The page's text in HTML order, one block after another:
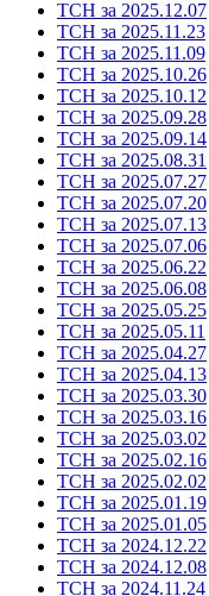
ТСН за 2025.12.07
ТСН за 2025.11.23
ТСН за 2025.11.09
ТСН за 2025.10.26
ТСН за 2025.10.12
ТСН за 2025.09.28
ТСН за 2025.09.14
ТСН за 2025.08.31
ТСН за 2025.07.27
ТСН за 2025.07.20
ТСН за 2025.07.13
ТСН за 2025.07.06
ТСН за 2025.06.22
ТСН за 2025.06.08
ТСН за 2025.05.25
ТСН за 2025.05.11
ТСН за 2025.04.27
ТСН за 2025.04.13
ТСН за 2025.03.30
ТСН за 2025.03.16
ТСН за 2025.03.02
ТСН за 2025.02.16
ТСН за 2025.02.02
ТСН за 2025.01.19
ТСН за 2025.01.05
ТСН за 2024.12.22
ТСН за 2024.12.08
ТСН за 2024.11.24